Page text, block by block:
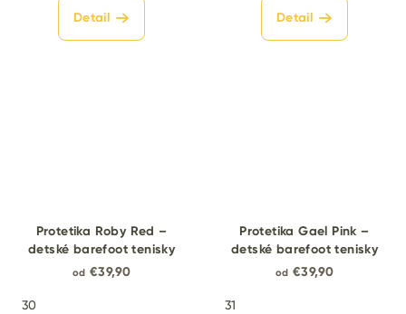
Detail Detail
Protetika Roby Red –
detské barefoot tenisky
od €39,90
30
Protetika Gael Pink –
detské barefoot tenisky
od €39,90
31